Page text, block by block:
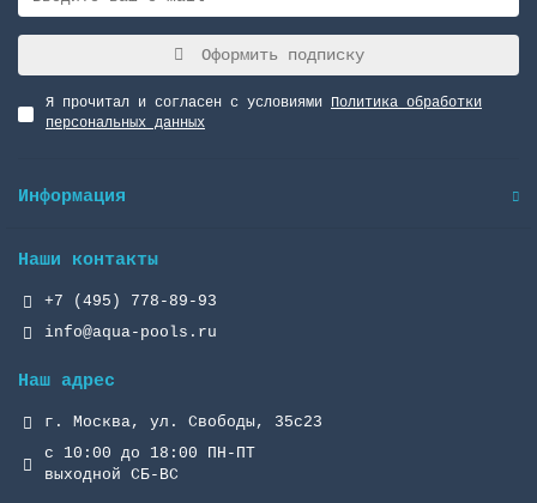
Оформить подписку
Я прочитал и согласен с условиями Политика обработки
персональных данных
Информация
Наши контакты
+7 (495) 778-89-93
info@aqua-pools.ru
Наш адрес
г. Москва, ул. Свободы, 35с23
с 10:00 до 18:00 ПН-ПТ
выходной СБ-ВС